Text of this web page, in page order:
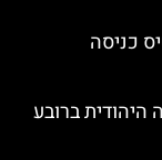
כניסה
היהודית ברובע